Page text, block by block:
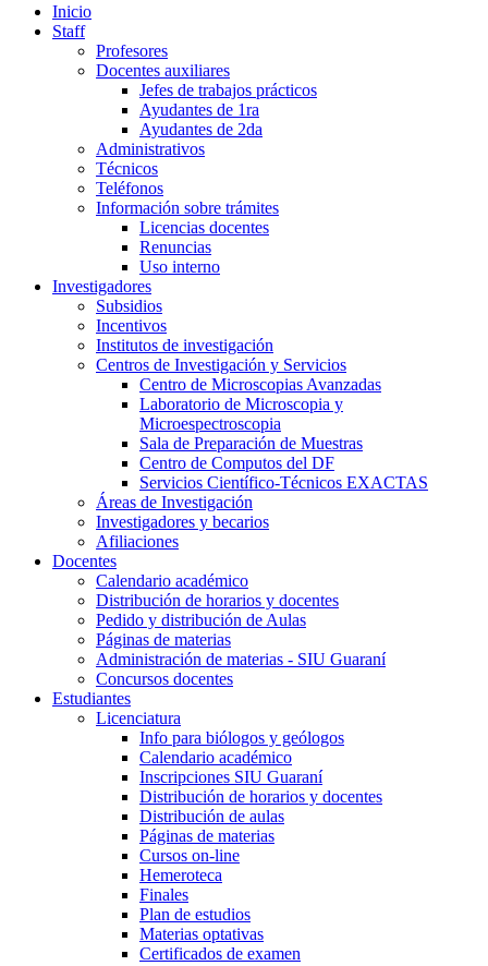
Inicio
Staff
Profesores
Docentes auxiliares
Jefes de trabajos prácticos
Ayudantes de 1ra
Ayudantes de 2da
Administrativos
Técnicos
Teléfonos
Información sobre trámites
Licencias docentes
Renuncias
Uso interno
Investigadores
Subsidios
Incentivos
Institutos de investigación
Centros de Investigación y Servicios
Centro de Microscopias Avanzadas
Laboratorio de Microscopia y
Microespectroscopia
Sala de Preparación de Muestras
Centro de Computos del DF
Servicios Científico-Técnicos EXACTAS
Áreas de Investigación
Investigadores y becarios
Afiliaciones
Docentes
Calendario académico
Distribución de horarios y docentes
Pedido y distribución de Aulas
Páginas de materias
Administración de materias - SIU Guaraní
Concursos docentes
Estudiantes
Licenciatura
Info para biólogos y geólogos
Calendario académico
Inscripciones SIU Guaraní
Distribución de horarios y docentes
Distribución de aulas
Páginas de materias
Cursos on-line
Hemeroteca
Finales
Plan de estudios
Materias optativas
Certificados de examen